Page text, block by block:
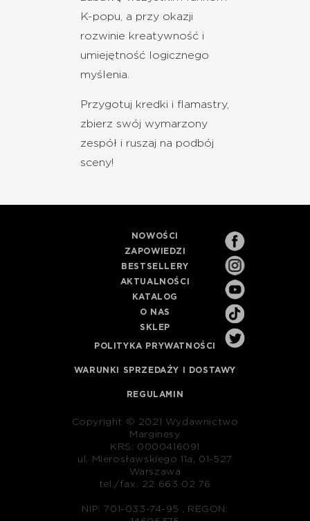
K-popu, a przy okazji
rozwinie kreatywność i
umiejętność logicznego
myślenia.
Przygotuj kredki i flamastry,
zbierz swój wymarzony
zespół i ruszaj na podbój
sceny!
NOWOŚCI
ZAPOWIEDZI
BESTSELLERY
AKTUALNOŚCI
KATALOG
O NAS
SKLEP
POLITYKA PRYWATNOŚCI
WARUNKI SPRZEDAŻY I DOSTAWY
REGULAMIN
Copyright © 2021 Wydawnictwo
Marginesy
KRS: 0000416091
ul. Mierosławskiego 11a, 01-527
Warszawa
tel./fax. 22 663 02 76
NIP: 701-033-74-95 , REGON: